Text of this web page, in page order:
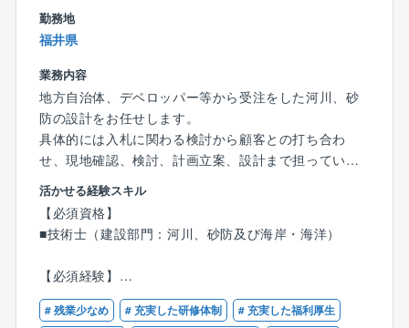
■福利厚生が充実しております。
健康診断や予防接種、歯科健診は会社負担で受ける
■15分単位で有給取得可能（入社後6カ月で10日付与）
■テレワーク勤務可能
遠方にお住いの方や育児、介護が必要な方などご事
情に合わせて働き方を変えることが可能です。
勤務地
福井県
業務内容
地方自治体、デベロッパー等から受注をした河川、砂
防の設計をお任せします。
具体的には入札に関わる検討から顧客との打ち合わ
せ、現地確認、検討、計画立案、設計まで担っていた
だきます。
地域住民とのワークショップや、地域の特性・生活環
境などを考慮したゾーニングなど、調査の段階から設
計まで一貫して担っていただけます。
多くの人々の生活を支えるため、社会貢献性の高いお
仕事です。
活かせる経験スキル
【必須資格】
■技術士（建設部門：河川、砂防及び海岸・海洋）
【必須経験】
■直近で河川設計のご経験が10年程度ある方
# 残業少なめ # 充実した研修体制
# 充実した福利厚生